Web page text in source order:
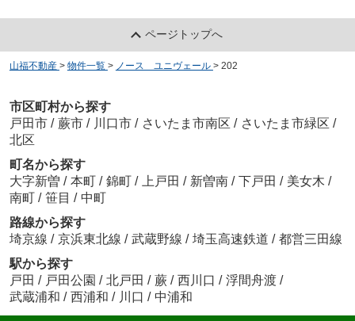
ページトップへ
山福不動産 > 物件一覧 > ノース ユニヴェール > 202
市区町村から探す
戸田市 / 蕨市 / 川口市 / さいたま市南区 / さいたま市緑区 /
北区
町名から探す
大字新曽 / 本町 / 錦町 / 上戸田 / 新曽南 / 下戸田 / 美女木 /
南町 / 笹目 / 中町
路線から探す
埼京線 / 京浜東北線 / 武蔵野線 / 埼玉高速鉄道 / 都営三田線
駅から探す
戸田 / 戸田公園 / 北戸田 / 蕨 / 西川口 / 浮間舟渡 /
武蔵浦和 / 西浦和 / 川口 / 中浦和